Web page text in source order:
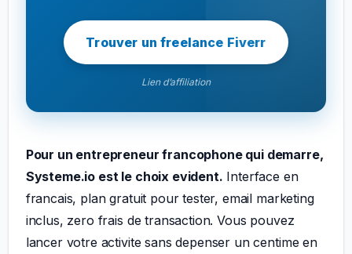
Trouver un freelance Fiverr
Lien d’affiliation
Pour un entrepreneur francophone qui demarre,
Systeme.io est le choix evident. Interface en
francais, plan gratuit pour tester, email marketing
inclus, zero frais de transaction. Vous pouvez
lancer votre activite sans depenser un centime en